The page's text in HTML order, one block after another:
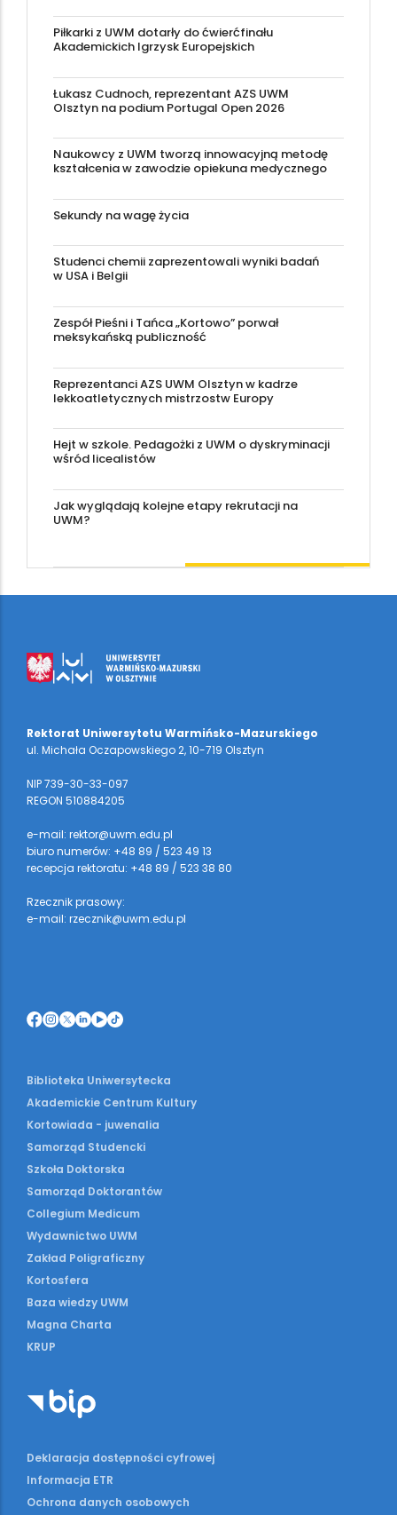
Piłkarki z UWM dotarły do ćwierćfinału
Akademickich Igrzysk Europejskich
Łukasz Cudnoch, reprezentant AZS UWM
Olsztyn na podium Portugal Open 2026
Naukowcy z UWM tworzą innowacyjną metodę
kształcenia w zawodzie opiekuna medycznego
Sekundy na wagę życia
Studenci chemii zaprezentowali wyniki badań
w USA i Belgii
Zespół Pieśni i Tańca „Kortowo” porwał
meksykańską publiczność
Reprezentanci AZS UWM Olsztyn w kadrze
lekkoatletycznych mistrzostw Europy
Hejt w szkole. Pedagożki z UWM o dyskryminacji
wśród licealistów
Jak wyglądają kolejne etapy rekrutacji na
UWM?
Rektorat Uniwersytetu Warmińsko-Mazurskiego
ul. Michała Oczapowskiego 2, 10-719 Olsztyn
NIP 739-30-33-097
REGON 510884205
e-mail: rektor@uwm.edu.pl
biuro numerów: +48 89 / 523 49 13
recepcja rektoratu: +48 89 / 523 38 80
Rzecznik prasowy:
e-mail: rzecznik@uwm.edu.pl
Biblioteka Uniwersytecka
Akademickie Centrum Kultury
Kortowiada - juwenalia
Samorząd Studencki
Szkoła Doktorska
Samorząd Doktorantów
Collegium Medicum
Wydawnictwo UWM
Zakład Poligraficzny
Kortosfera
Baza wiedzy UWM
Magna Charta
KRUP
Deklaracja dostępności cyfrowej
Informacja ETR
Ochrona danych osobowych